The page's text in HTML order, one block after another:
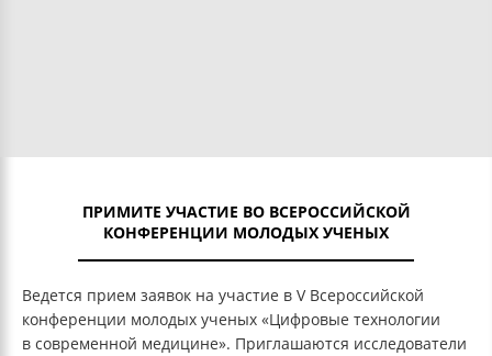
ПРИМИТЕ УЧАСТИЕ ВО ВСЕРОССИЙСКОЙ
КОНФЕРЕНЦИИ МОЛОДЫХ УЧЕНЫХ
Ведется прием заявок на участие в V Всероссийской
конференции молодых ученых «Цифровые технологии
в современной медицине». Приглашаются исследователи